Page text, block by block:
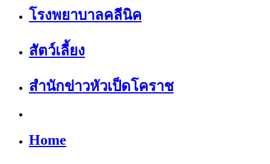
โรงพยาบาลคลีนิค
สัตว์เลี้ยง
สำนักข่าวหัวเป็ดโคราช
Home